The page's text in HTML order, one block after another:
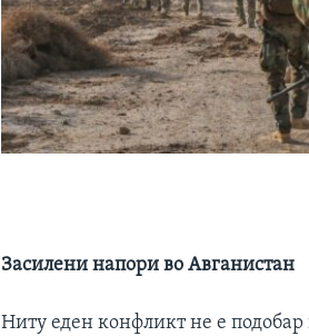
Засилени напори во Авганистан
Ниту еден конфликт не е